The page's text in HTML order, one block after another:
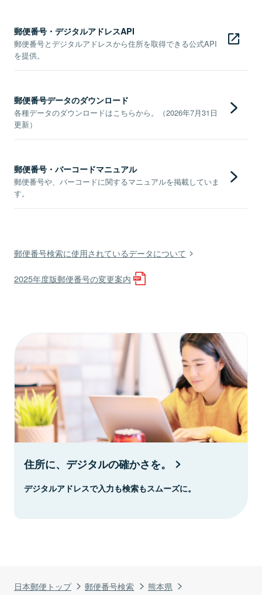
日本郵便トップ 郵便番号検索
熊本県
郵便番号・デジタルアドレスAPI
郵便番号とデジタルアドレスから住所を取得できる公式API
を提供。
郵便番号データのダウンロード
各種データのダウンロードはこちらから。（2026年7月31日
更新）
郵便番号・バーコードマニュアル
郵便番号や、バーコードに関するマニュアルを掲載していま
す。
郵便番号検索に使用されているデータについて
2025年度版郵便番号の変更案内
住所に、デジタルの確かさを。
デジタルアドレスで入力も検索もスムーズに。